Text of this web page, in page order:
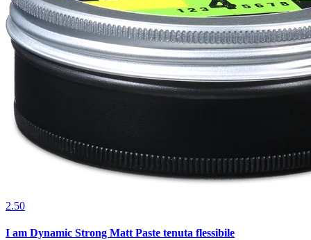
2.50
I am Dynamic Strong Matt Paste tenuta flessibile